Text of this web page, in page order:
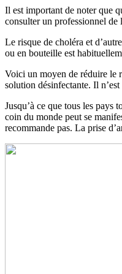
Il est important de noter que
consulter un professionnel de
Le risque de choléra et
ou en bouteille est
Voici un moyen de réduire le
solution désinfectante. Il
Jusqu’à ce que tous les pays
coin du monde peut se
recommande pas. La prise